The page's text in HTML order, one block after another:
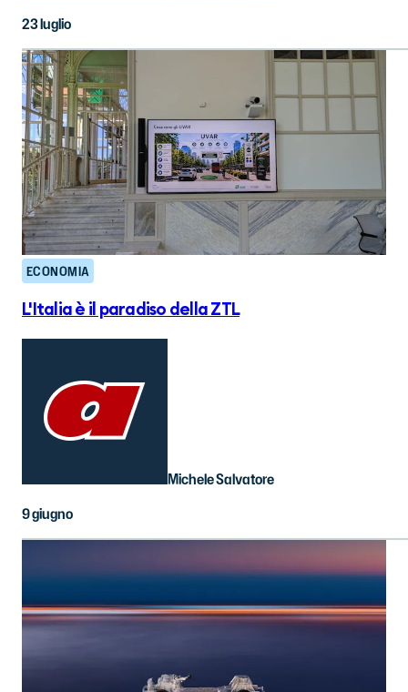
23 luglio
ECONOMIA
L'Italia è il paradiso della ZTL
Michele Salvatore
9 giugno